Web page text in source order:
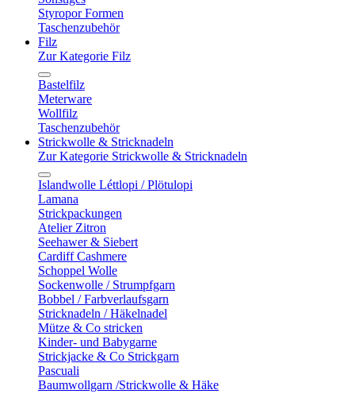
Styropor Formen
Taschenzubehör
Filz
Zur Kategorie Filz
Bastelfilz
Meterware
Wollfilz
Taschenzubehör
Strickwolle & Stricknadeln
Zur Kategorie Strickwolle & Stricknadeln
Islandwolle Léttlopi / Plötulopi
Lamana
Strickpackungen
Atelier Zitron
Seehawer & Siebert
Cardiff Cashmere
Schoppel Wolle
Sockenwolle / Strumpfgarn
Bobbel / Farbverlaufsgarn
Stricknadeln / Häkelnadel
Mütze & Co stricken
Kinder- und Babygarne
Strickjacke & Co Strickgarn
Pascuali
Baumwollgarn /Strickwolle & Häke